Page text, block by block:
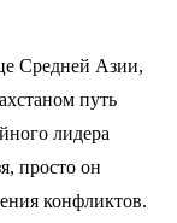
Средней Азии,
путь
лидера
просто он
конфликтов.